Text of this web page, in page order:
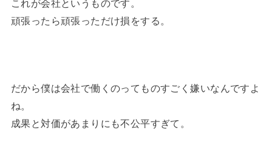
これが会社というものです。
頑張ったら頑張っただけ損をする。
だから僕は会社で働くのってものすごく嫌いなんですよ
ね。
成果と対価があまりにも不公平すぎて。